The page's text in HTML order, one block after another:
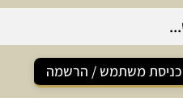
כניסת משתמש / הרשמה